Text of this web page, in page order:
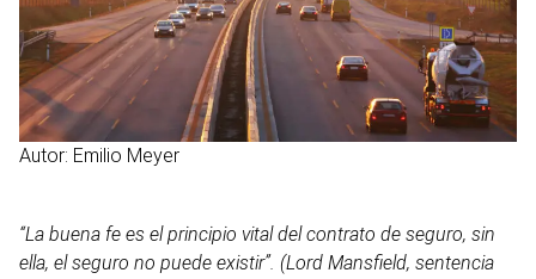
Autor: Emilio Meyer
“La buena fe es el principio vital del contrato de seguro, sin
ella, el seguro no puede existir”. (Lord Mansfield, sentencia